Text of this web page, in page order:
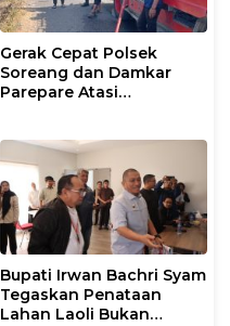
Gerak Cepat Polsek
Soreang dan Damkar
Parepare Atasi
Bupati Irwan Bachri Syam
Tegaskan Penataan
Lahan Laoli Bukan